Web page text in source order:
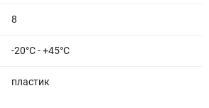
8
-20°C - +45°C
пластик